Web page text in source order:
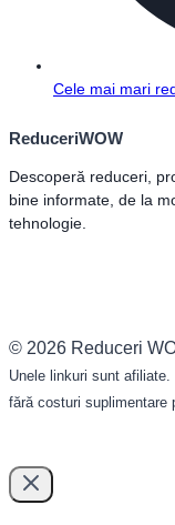
Cele mai mari
ReduceriWOW
Descoperă reduceri,
bine informate, de la
tehnologie.
© 2026 Reduceri
Unele linkuri sunt
fără costuri suplimentare